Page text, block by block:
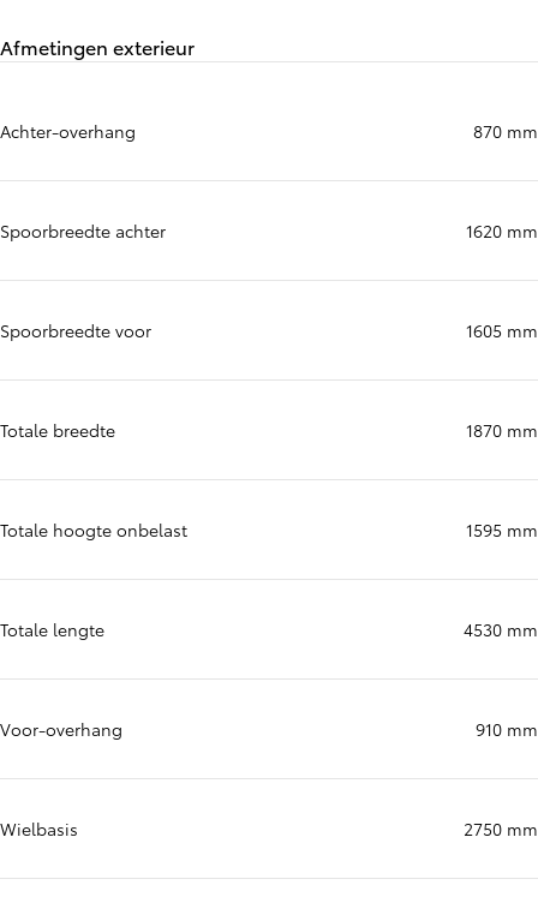
Afmetingen exterieur
Achter-overhang 870 mm
Spoorbreedte achter 1620 mm
Spoorbreedte voor 1605 mm
Totale breedte 1870 mm
Totale hoogte onbelast 1595 mm
Totale lengte 4530 mm
Voor-overhang 910 mm
Wielbasis 2750 mm